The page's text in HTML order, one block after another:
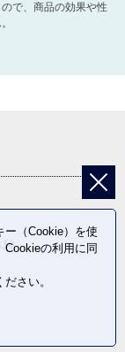
で、商品の効果や性
験
ー（Cookie）を使
の利用に同
さい。